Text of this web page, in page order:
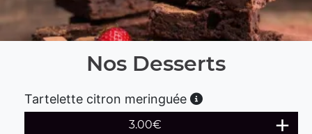
Nos Desserts
Tartelette citron meringuée
3.00€